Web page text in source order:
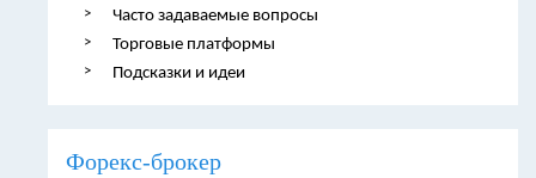
Часто задаваемые вопросы
Торговые платформы
Подсказки и идеи
Форекс-брокер